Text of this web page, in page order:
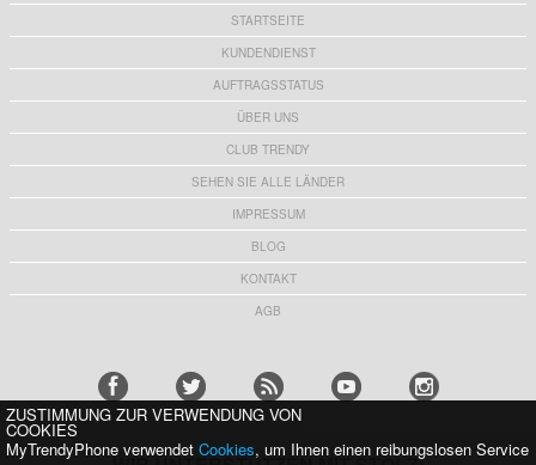
STARTSEITE
KUNDENDIENST
AUFTRAGSSTATUS
ÜBER UNS
CLUB TRENDY
SEHEN SIE ALLE LÄNDER
IMPRESSUM
BLOG
KONTAKT
AGB
ZUSTIMMUNG ZUR VERWENDUNG VON
COOKIES
MyTrendyPhone verwendet Cookies, um Ihnen einen reibungslosen Service